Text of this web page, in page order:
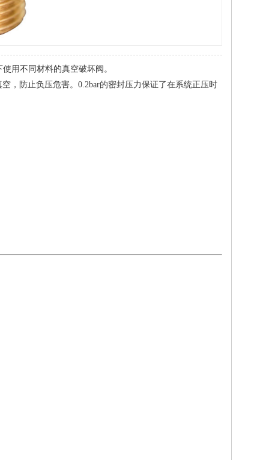
用不同材料的真空破坏阀。
，防止负压危害。0.2bar的密封压力保证了在系统正压时